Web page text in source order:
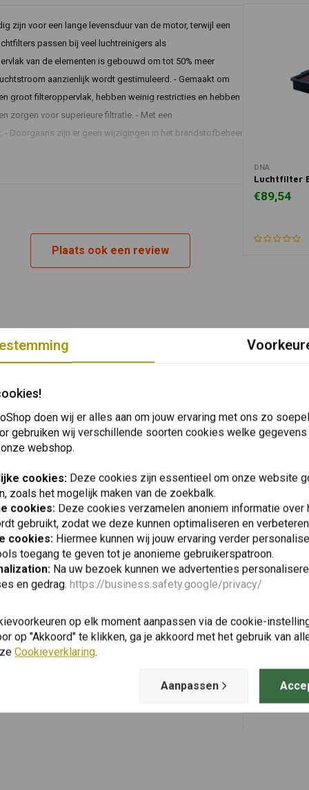
zijn voor een lange levensduur van de motor, terwijl een
passen bij veel luchtreinigers als
van de elementen is gebouwd om tot 50% meer
aanzienlijk wordt gestimuleerd. - Gemaakt om
groot filteroppervlak, hebben weinig restricties en hebben
zorgen voor superieure filtratie. - Met een
Doorgaans zijn er geen wijzigingen in het brandstofbeheer
Alle
Plaats ook een review
DNA
Luchtfilter
€89,54
Oliefilter
GS ('04-
doen wij er alles aan om jouw ervaring met ons zo
gebruiken wij verschillende soorten cookies welke
webshop.
cookies: Deze cookies zijn essentieel om onze website
zoals het mogelijk maken van de zoekbalk.
cookies: Deze cookies verzamelen anoniem informatie over
gebruikt, zodat we deze kunnen optimaliseren en
cookies: Hiermee kunnen wij jouw ervaring verder
toegang te geven tot je anonieme gebruikerspatroon.
Na uw bezoek kunnen we advertenties
en gedrag. https://business.safety.google/privacy/
op elk moment aanpassen via de cookie-
op "Akkoord" te klikken, ga je akkoord met het gebruik van
Cookieverklaring.
Aanpassen